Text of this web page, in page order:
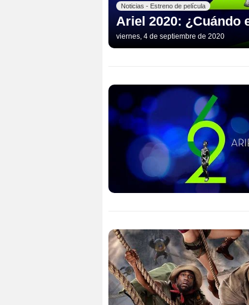
Noticias - Estreno de película
Ariel 2020: ¿Cuándo
viernes, 4 de septiembre de 2020